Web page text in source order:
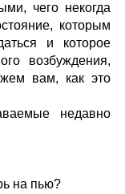
чего некогда
которым
и которое
возбуждения,
вам, как это
недавно
на пью?